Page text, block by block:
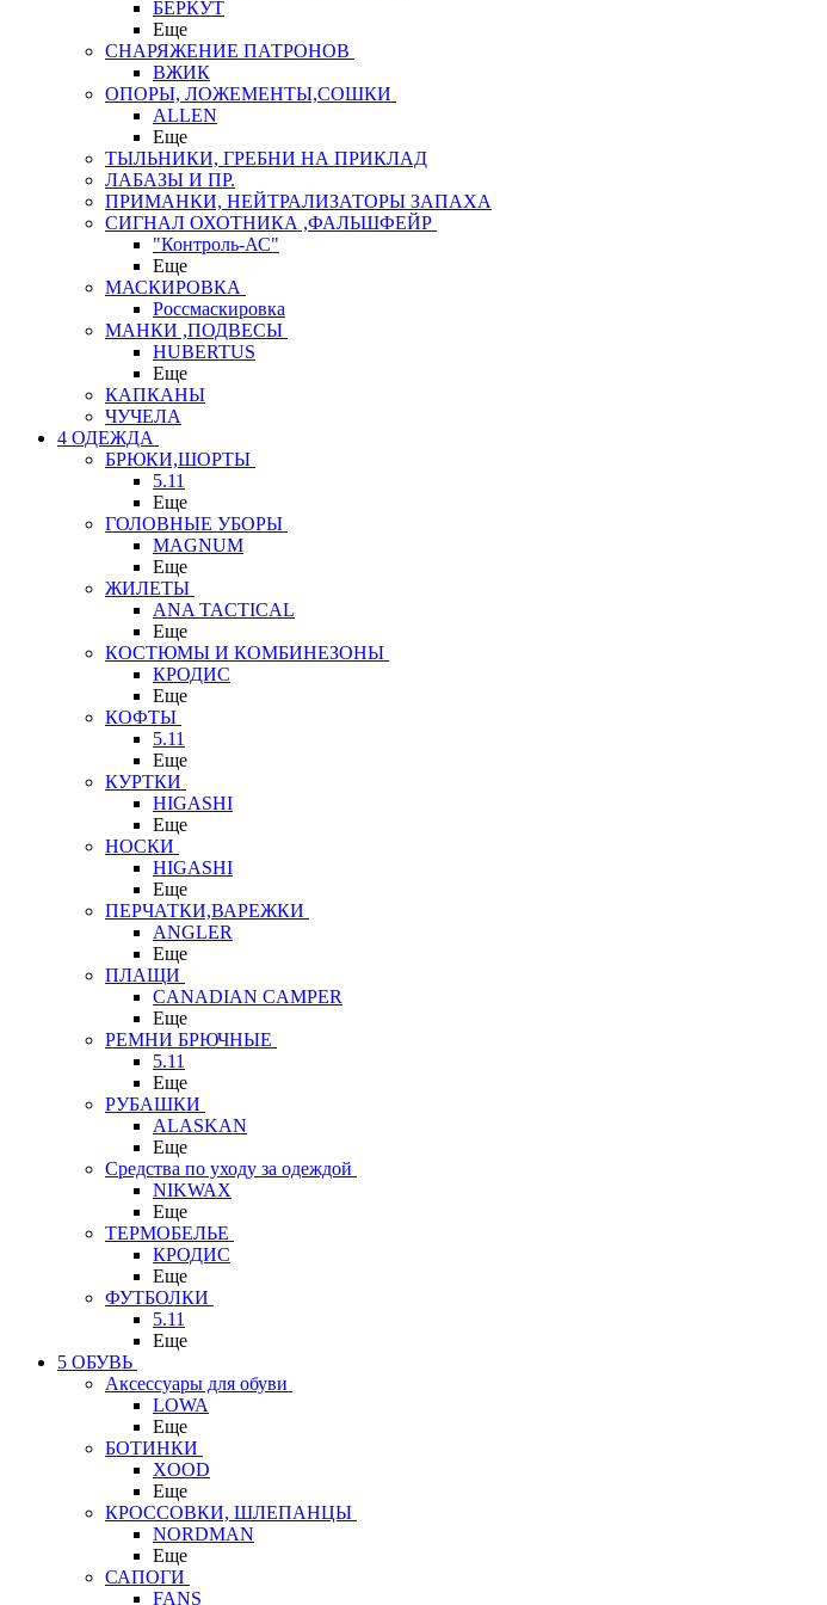
БЕРКУТ
Еще
СНАРЯЖЕНИЕ ПАТРОНОВ
ВЖИК
ОПОРЫ, ЛОЖЕМЕНТЫ,СОШКИ
ALLEN
Еще
ТЫЛЬНИКИ, ГРЕБНИ НА ПРИКЛАД
ЛАБАЗЫ И ПР.
ПРИМАНКИ, НЕЙТРАЛИЗАТОРЫ ЗАПАХА
СИГНАЛ ОХОТНИКА ,ФАЛЬШФЕЙР
"Контроль-АС"
Еще
МАСКИРОВКА
Россмаскировка
МАНКИ ,ПОДВЕСЫ
HUBERTUS
Еще
КАПКАНЫ
ЧУЧЕЛА
4 ОДЕЖДА
БРЮКИ,ШОРТЫ
5.11
Еще
ГОЛОВНЫЕ УБОРЫ
MAGNUM
Еще
ЖИЛЕТЫ
ANA TACTICAL
Еще
КОСТЮМЫ И КОМБИНЕЗОНЫ
КРОДИС
Еще
КОФТЫ
5.11
Еще
КУРТКИ
HIGASHI
Еще
НОСКИ
HIGASHI
Еще
ПЕРЧАТКИ,ВАРЕЖКИ
ANGLER
Еще
ПЛАЩИ
CANADIAN CAMPER
Еще
РЕМНИ БРЮЧНЫЕ
5.11
Еще
РУБАШКИ
ALASKAN
Еще
Средства по уходу за одеждой
NIKWAX
Еще
ТЕРМОБЕЛЬЕ
КРОДИС
Еще
ФУТБОЛКИ
5.11
Еще
5 ОБУВЬ
Аксессуары для обуви
LOWA
Еще
БОТИНКИ
XOOD
Еще
КРОССОВКИ, ШЛЕПАНЦЫ
NORDMAN
Еще
САПОГИ
FANS